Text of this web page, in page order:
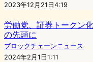
2023年12月21日4:19
労働党、証券トークン
の先頭に
ブロックチェーンニュース
2024年2月1日1:11